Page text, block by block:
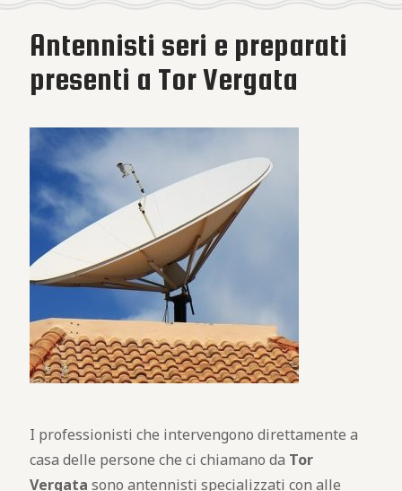
Antennisti seri e preparati
presenti a Tor Vergata
I professionisti che intervengono direttamente a
casa delle persone che ci chiamano da Tor
Vergata sono antennisti specializzati con alle